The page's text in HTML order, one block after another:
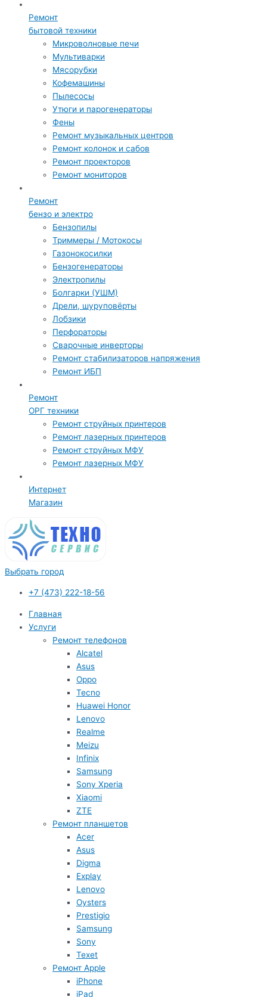
Ремонт
бытовой техники
Микроволновые печи
Мультиварки
Мясорубки
Кофемашины
Пылесосы
Утюги и парогенераторы
Фены
Ремонт музыкальных центров
Ремонт колонок и сабов
Ремонт проекторов
Ремонт мониторов
Ремонт
бензо и электро
Бензопилы
Триммеры / Мотокосы
Газонокосилки
Бензогенераторы
Электропилы
Болгарки (УШМ)
Дрели, шуруповёрты
Лобзики
Перфораторы
Сварочные инверторы
Ремонт стабилизаторов напряжения
Ремонт ИБП
Ремонт
ОРГ техники
Ремонт струйных принтеров
Ремонт лазерных принтеров
Ремонт струйных МФУ
Ремонт лазерных МФУ
Интернет
Магазин
Выбрать город
+7 (473) 222-18-56
Главная
Услуги
Ремонт телефонов
Alcatel
Asus
Oppo
Tecno
Huawei Honor
Lenovo
Realme
Meizu
Infinix
Samsung
Sony Xperia
Xiaomi
ZTE
Ремонт планшетов
Acer
Asus
Digma
Explay
Lenovo
Oysters
Prestigio
Samsung
Sony
Texet
Ремонт Apple
iPhone
iPad